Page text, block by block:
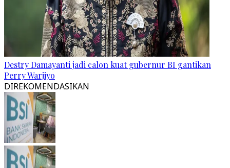
Destry Damayanti jadi calon kuat gubernur BI gantikan
Perry Warjiyo
DIREKOMENDASIKAN